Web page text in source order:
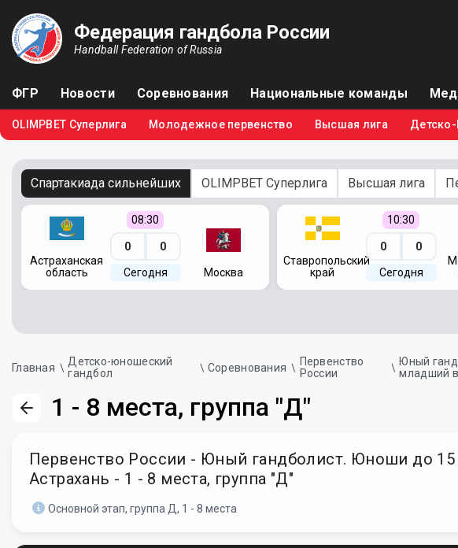
Федерация гандбола России
Handball Federation of Russia
ФГР Новости Соревнования Национальные команды
OLIMPBET Суперлига Молодежное первенство Высшая лига
Спартакиада сильнейших OLIMPBET Суперлига Высшая лига
Астраханская
область
08:30
0 0
Сегодня Москва
Ставропольский
край
10:30
0 0
Сегодня
Главная
Детско-юношеский
гандбол
Соревнования
Первенство
России
Юный
младший
1 - 8 места, группа "Д"
Первенство России - Юный гандболист. Юноши до 15
Астрахань - 1 - 8 места, группа "Д"
Основной этап, группа Д, 1 - 8 места